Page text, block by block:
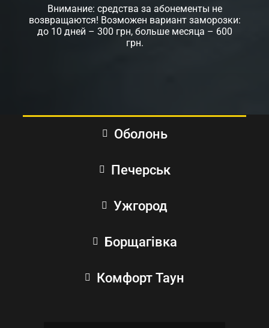
Внимание: средства за абонементы не
возвращаются! Возможен вариант заморозки:
до 10 дней – 300 грн, больше месяца – 600
грн.
Оболонь
Печерськ
Ужгород
Борщагівка
Комфорт Таун